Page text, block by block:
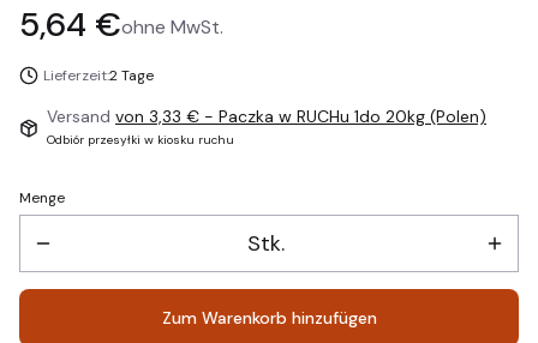
Preis
5,64 €ohne MwSt.
Lieferzeit:2 Tage
Versand von 3,33 € - Paczka w RUCHu 1do 20kg (Polen)
Odbiór przesyłki w kiosku ruchu
Menge
Stk.
Zum Warenkorb hinzufügen